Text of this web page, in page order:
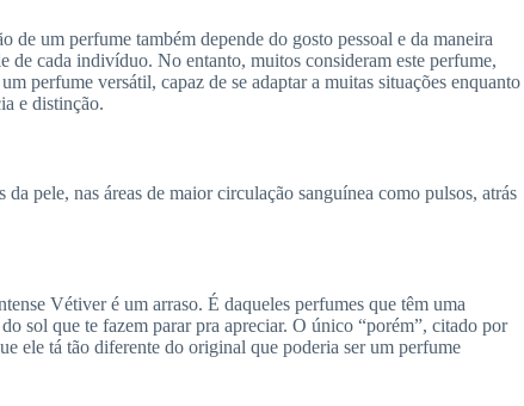
de um perfume também depende do gosto pessoal e da maneira
de cada indivíduo. No entanto, muitos consideram este perfume,
perfume versátil, capaz de se adaptar a muitas situações enquanto
e distinção.
pele, nas áreas de maior circulação sanguínea como pulsos, atrás
Vétiver é um arraso. É daqueles perfumes que têm uma
sol que te fazem parar pra apreciar. O único “porém”, citado por
ele tá tão diferente do original que poderia ser um perfume